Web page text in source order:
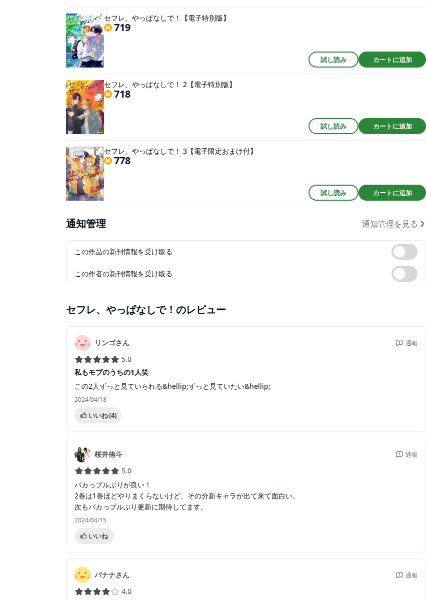
セフレ、やっぱなしで！【電子特別版】
719
試し読み カートに追加
セフレ、やっぱなしで！ 2【電子特別版】
718
試し読み カートに追加
セフレ、やっぱなしで！ 3【電子限定おまけ付】
778
試し読み カートに追加
通知管理 通知管理を見る
この作品の新刊情報を受け取る
この作者の新刊情報を受け取る
セフレ、やっぱなしで！ のレビュー
リンゴさん 通報
5.0
私もモブのうちの1人笑
この2人ずっと見ていられる&hellip;ずっと見ていたい&hellip;
2024/04/18
いいね(4)
桜井侑斗 通報
5.0
バカっプルぶりが良い！
2巻は1巻ほどやりまくらないけど、その分新キャラが出て来て面白い。
次もバカっプルぶり更新に期待してます。
2024/04/15
いいね
バナナさん 通報
4.0